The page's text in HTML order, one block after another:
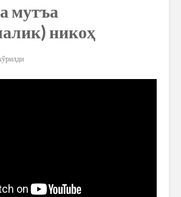
мутъа
никоҳ